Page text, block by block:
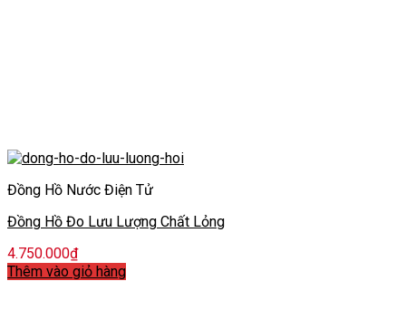
Đồng Hồ Nước Điện Tử
Đồng Hồ Đo Lưu Lượng Chất Lỏng
4.750.000₫
Thêm vào giỏ hàng